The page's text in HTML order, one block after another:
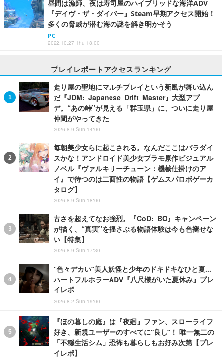
昼間は漁師、夜は寿司屋のハイブリッドな海洋ADV
『デイヴ・ザ・ダイバー』Steam早期アクセス開始！
多くの脅威が潜む海の謎を解き明かそう
PC
2022.10.27 Thu 18:00
プレイレポートアクセスランキング
走り屋の聖地にマルチプレイという新風が舞い込ん
だ『JDM: Japanese Drift Master』大型アプ
デ。“あの峠”が見える「群玉県」に、ついに走り屋
仲間がやってきた
2026.8.9 Sun 14:00
毎朝美少女らに起こされる。なんだここはパラダイ
スかな！アンドロイド美少女プラモ原作ビジュアル
ノベル『ヴァルキリーチューン：機械仕掛けのア
イ』で待つのは二面性の物語【ゲムスパロボゲーカ
タログ】
2026.8.9 Sun 18:00
古さを超えてなお強烈。『CoD: BO』キャンペーン
が描く、“真実”を揺さぶる物語体験は今も色褪せな
い【特集】
2026.8.9 Sun 17:30
“色々デカい”美人妖怪と少年のドキドキなひと夏…
ハートフルホラーADV『八尺様がいた夏休み』プレ
イレポ
2026.8.2 Sun 19:00
『ほの暮しの庭』は『夜廻』ファン、スローライフ
好き、新規ユーザーのすべてに“良し”！ 唯一無二の
「不穏生活シム」恐怖も暮らしもお好み次第【プレ
イレポ】